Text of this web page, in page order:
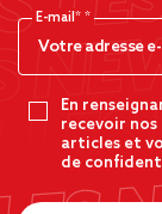
E-mail*
En
recevoir
articles et
de